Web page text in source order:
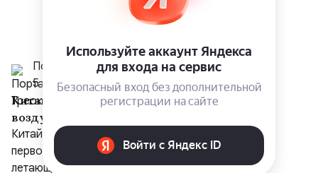
Портал Треоко
5 августа
Китай сделал шаг к массовому будущему
воздушного транспорта
Китайская компания XPeng объявила о запуске
первого в мире серийного производства
летающих...